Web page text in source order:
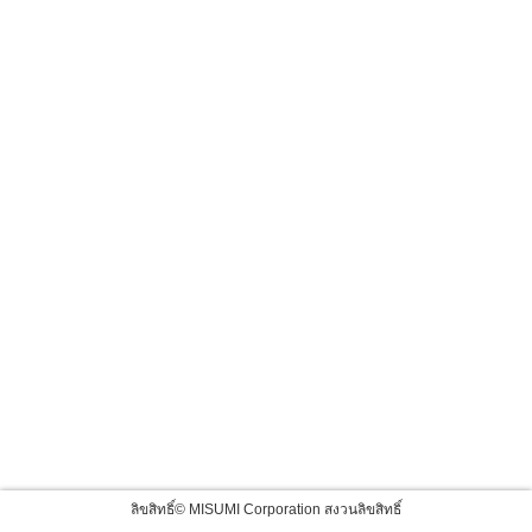
ลิขสิทธิ์© MISUMI Corporation สงวนลิขสิทธิ์